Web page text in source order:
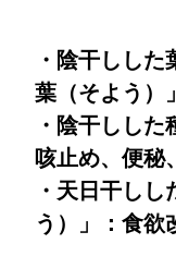
・陰干しし
葉（そよう）
・陰干しした
咳止め、便秘
・天日干し
う）」：食欲